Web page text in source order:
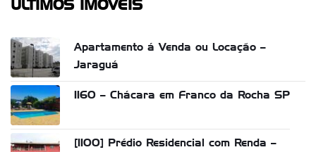
ÚLTIMOS IMÓVEIS
Apartamento á Venda ou Locação –
Jaraguá
1160 – Chácara em Franco da Rocha SP
[1100] Prédio Residencial com Renda –